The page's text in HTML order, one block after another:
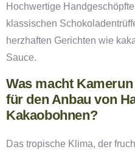
Hochwertige
klassischen
herzhaften Gerichten wie
Sauce.
Was macht
für den Anbau von
Kakaobohnen?
Das tropische Klima, der